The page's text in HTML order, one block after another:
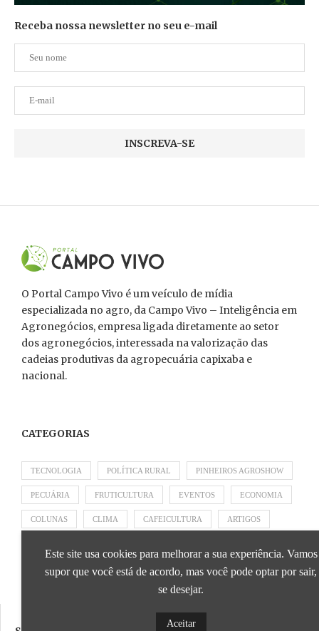
Receba nossa newsletter no seu e-mail
O Portal Campo Vivo é um veículo de mídia
especializada no agro, da Campo Vivo – Inteligência em
Agronegócios, empresa ligada diretamente ao setor
dos agronegócios, interessada na valorização das
cadeias produtivas da agropecuária capixaba e
nacional.
CATEGORIAS
TECNOLOGIA POLÍTICA RURAL PINHEIROS AGROSHOW
PECUÁRIA FRUTICULTURA EVENTOS ECONOMIA
COLUNAS CLIMA CAFEICULTURA ARTIGOS
APRESENTADO POR BRAPEX
Este site usa cookies para melhorar a sua experiência. Vamos
supor que você está de acordo, mas você pode optar por sair,
se desejar.
Aceitar